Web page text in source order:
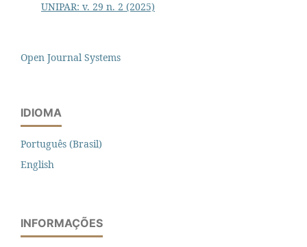
UNIPAR: v. 29 n. 2 (2025)
Open Journal Systems
IDIOMA
Português (Brasil)
English
INFORMAÇÕES